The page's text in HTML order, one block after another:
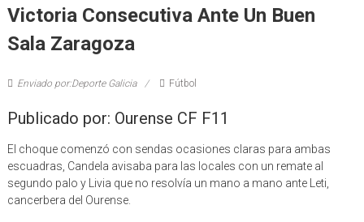
Victoria Consecutiva Ante Un Buen
Sala Zaragoza
Enviado por:Deporte Galicia Fútbol
Publicado por: Ourense CF F11
El choque comenzó con sendas ocasiones claras para ambas
escuadras, Candela avisaba para las locales con un remate al
segundo palo y Livia que no resolvía un mano a mano ante Leti,
cancerbera del Ourense.